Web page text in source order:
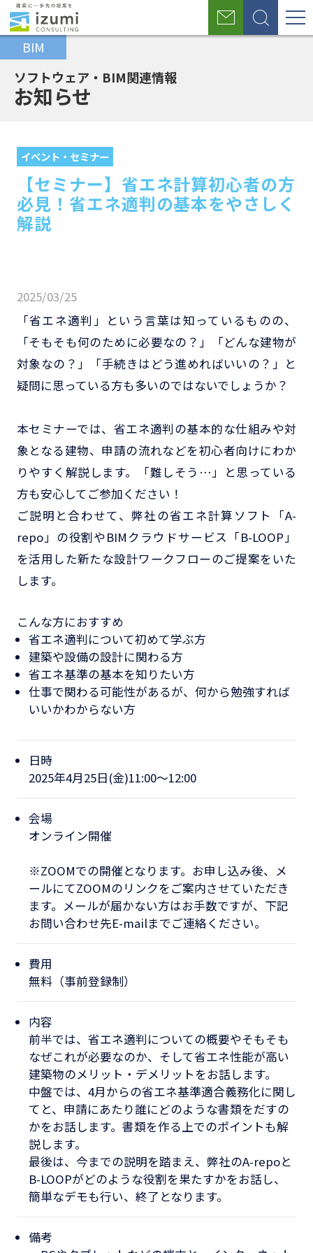
グ
ロ
ー
バ
ナ
ビ
ゲ
ー
ン
お
問
検
索
BIM
ソフトウェア・BIM関連情報
お知らせ
ー
ム
事
業
知
ら
せ
見！省エネ適判の基本をやさしく解説
イベント・セミナー
【セミナー】省エネ計算初心者の方
必見！省エネ適判の基本をやさしく
解説
2025/03/25
「省エネ適判」という言葉は知っているものの、
「そもそも何のために必要なの？」「どんな建物が
対象なの？」「手続きはどう進めればいいの？」と
疑問に思っている方も多いのではないでしょうか？
本セミナーでは、省エネ適判の基本的な仕組みや対
象となる建物、申請の流れなどを初心者向けにわか
りやすく解説します。「難しそう…」と思っている
方も安心してご参加ください！
ご説明と合わせて、弊社の省エネ計算ソフト「A-
repo」の役割やBIMクラウドサービス「B-LOOP」
を活用した新たな設計ワークフローのご提案をいた
します。
こんな方におすすめ
省エネ適判について初めて学ぶ方
建築や設備の設計に関わる方
省エネ基準の基本を知りたい方
仕事で関わる可能性があるが、何から勉強すれば
いいかわからない方
日時
2025年4月25日(金)11:00～12:00​
会場
オンライン開催
※ZOOMでの開催となります。お申し込み後、メ
ールにてZOOMのリンクをご案内させていただき
ます。メールが届かない方はお手数ですが、下記
お問い合わせ先E-mailまでご連絡ください。
費用
無料（事前登録制）
内容
前半では、省エネ適判についての概要やそもそも
なぜこれが必要なのか、そして省エネ性能が高い
建築物のメリット・デメリットをお話します。
中盤では、4月からの省エネ基準適合義務化に関し
てと、申請にあたり誰にどのような書類をだすの
かをお話します。書類を作る上でのポイントも解
説します。
最後は、今までの説明を踏まえ、弊社のA-repoと
B-LOOPがどのような役割を果たすかをお話し、
簡単なデモも行い、終了となります。
備考